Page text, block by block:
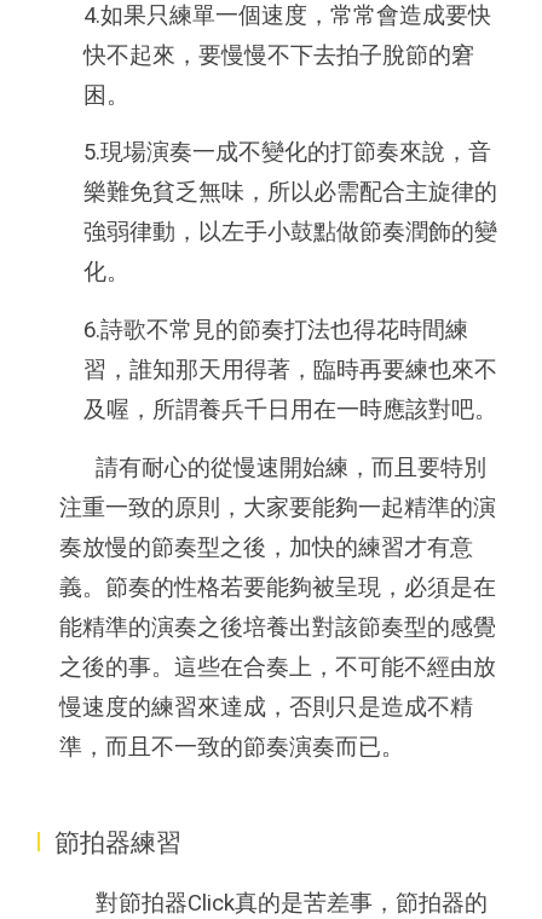
4.如果只練單一個速度，常常會造成要快
快不起來，要慢慢不下去拍子脫節的窘
困。
5.現場演奏一成不變化的打節奏來說，音
樂難免貧乏無味，所以必需配合主旋律的
強弱律動，以左手小鼓點做節奏潤飾的變
化。
6.詩歌不常見的節奏打法也得花時間練
習，誰知那天用得著，臨時再要練也來不
及喔，所謂養兵千日用在一時應該對吧。
請有耐心的從慢速開始練，而且要特別
注重一致的原則，大家要能夠一起精準的演
奏放慢的節奏型之後，加快的練習才有意
義。節奏的性格若要能夠被呈現，必須是在
能精準的演奏之後培養出對該節奏型的感覺
之後的事。這些在合奏上，不可能不經由放
慢速度的練習來達成，否則只是造成不精
準，而且不一致的節奏演奏而已。
I節拍器練習
對節拍器Click真的是苦差事，節拍器的